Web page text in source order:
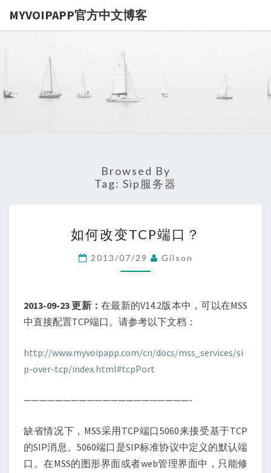
MYVOIPAPP官方中文博客
MYVOIPAPP
Browsed By
Tag: Sip服务器
何
改
变
端
口？
如何改变TCP端口？
2013/07/29 Gilson
2013-09-23 更新： 在最新的V14.2版本中，可以在MSS
中直接配置TCP端口。请参考以下文档：
http://www.myvoipapp.com/cn/docs/mss_services/si
p-over-tcp/index.html#tcpPort
—————————————————————-
缺省情况下，MSS采用TCP端口5060来接受基于TCP
的SIP消息。5060端口是SIP标准协议中定义的默认端
口。在MSS的图形界面或者web管理界面中，只能修